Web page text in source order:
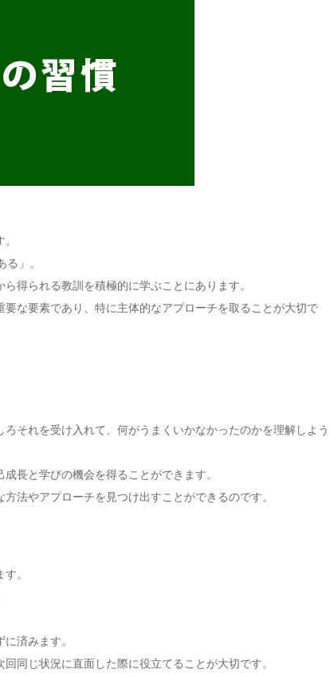
」。
得られる教訓を積極的に学ぶことにあります。
な要素であり、特に主体的なアプローチを取ることが大切で
それを受け入れて、何がうまくいかなかったのかを理解しよう
長と学びの機会を得ることができます。
法やアプローチを見つけ出すことができるのです。
。
済みます。
同じ状況に直面した際に役立てることが大切です。